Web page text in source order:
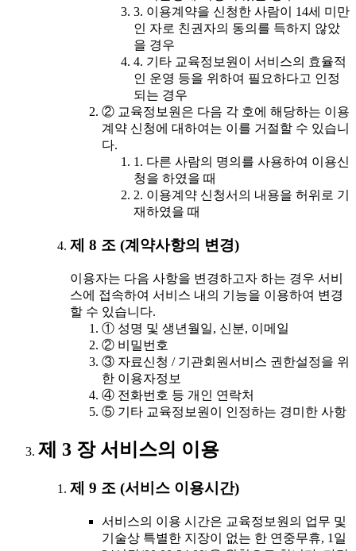
3. 이용계약을 신청한 사람이 14세 미만
인 자로 친권자의 동의를 득하지 않았
을 경우
4. 기타 교육정보원이 서비스의 효율적
인 운영 등을 위하여 필요하다고 인정
되는 경우
② 교육정보원은 다음 각 호에 해당하는 이용
계약 신청에 대하여는 이를 거절할 수 있습니
다.
1. 다른 사람의 명의를 사용하여 이용신
청을 하였을 때
2. 이용계약 신청서의 내용을 허위로 기
재하였을 때
제 8 조 (계약사항의 변경)
이용자는 다음 사항을 변경하고자 하는 경우 서비
스에 접속하여 서비스 내의 기능을 이용하여 변경
할 수 있습니다.
① 성명 및 생년월일, 신분, 이메일
② 비밀번호
③ 자료신청 / 기관회원서비스 권한설정을 위
한 이용자정보
④ 전화번호 등 개인 연락처
⑤ 기타 교육정보원이 인정하는 경미한 사항
제 3 장 서비스의 이용
제 9 조 (서비스 이용시간)
서비스의 이용 시간은 교육정보원의 업무 및
기술상 특별한 지장이 없는 한 연중무휴, 1일